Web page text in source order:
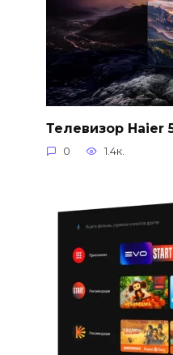
Телевизор Haier
0 1.4к.